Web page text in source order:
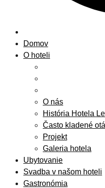
Domov
O hoteli
O nás
História Hotela
Často kladené
Projekt
Galeria hotela
Ubytovanie
Svadba v našom hoteli
Gastronómia